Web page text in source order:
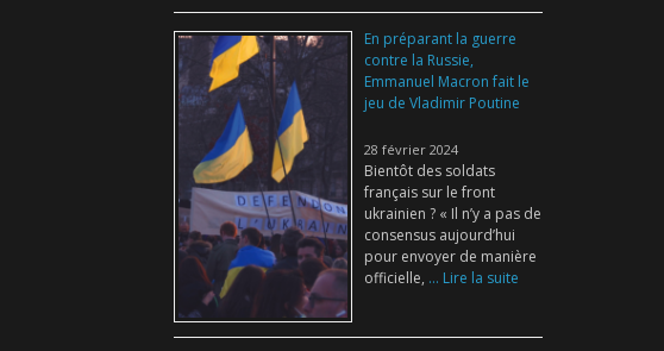
En préparant la guerre
contre la Russie,
Emmanuel Macron fait le
jeu de Vladimir Poutine
28 février 2024
Bientôt des soldats
français sur le front
ukrainien ? « Il n’y a pas de
consensus aujourd’hui
pour envoyer de manière
officielle, ... Lire la suite